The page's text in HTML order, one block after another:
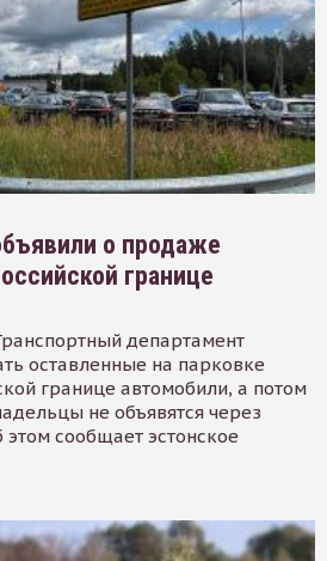
о продаже
границе
департамент
оставленные на парковке
границе автомобили, а потом
не объявятся через
сообщает эстонское